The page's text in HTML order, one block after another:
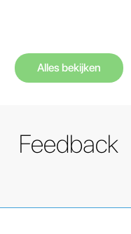
Alles bekijken
Feedback